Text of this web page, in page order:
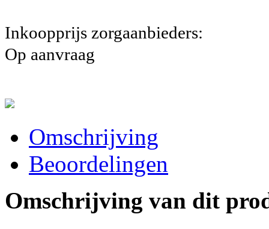
Inkoopprijs zorgaanbieders:
Op aanvraag
Omschrijving
Beoordelingen
Omschrijving van dit